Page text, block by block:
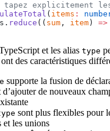
tapez explicitement
( items :
reduce (( sum , item ) =>
et les alias type
des caractéristiques
supporte la fusion de
d’ajouter de nouveaux
sont plus flexibles pour
et les unions